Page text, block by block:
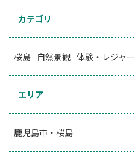
カテゴリ
桜島 自然景観 体験・レジャー
エリア
鹿児島市・桜島